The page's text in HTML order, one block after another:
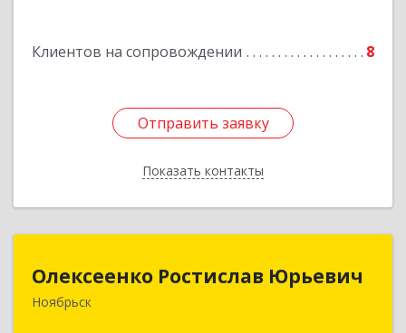
Клиентов на сопровождении 8
Отправить заявку
Показать контакты
Подробнее
Отправить заявку
Назад
Олексеенко Ростислав Юрьевич
Ноябрьск629804, Ямало-Ненецкий АО, Ноябрьск г,